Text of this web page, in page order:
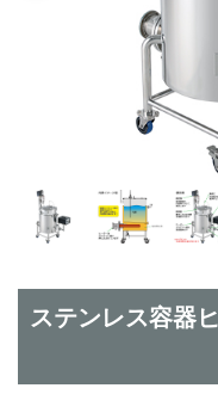
ステンレス容器